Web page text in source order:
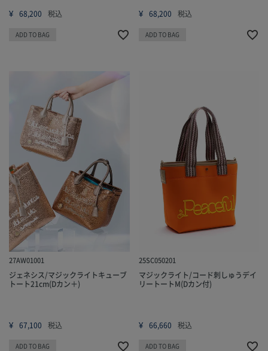
¥ 68,200 税込
ADD TO BAG
¥ 68,200 税込
ADD TO BAG
27AW01001
ジェネシス/マジックライトキューブ
トート21cm(Dカン＋)
¥ 67,100 税込
ADD TO BAG
25SC050201
マジックライト/コード刺しゅうデイ
リートートM(Dカン付)
¥ 66,660 税込
ADD TO BAG